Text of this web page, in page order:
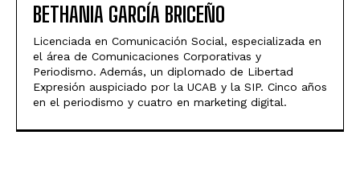
BETHANIA GARCÍA BRICEÑO
Licenciada en Comunicación Social, especializada en
el área de Comunicaciones Corporativas y
Periodismo. Además, un diplomado de Libertad
Expresión auspiciado por la UCAB y la SIP. Cinco años
en el periodismo y cuatro en marketing digital.